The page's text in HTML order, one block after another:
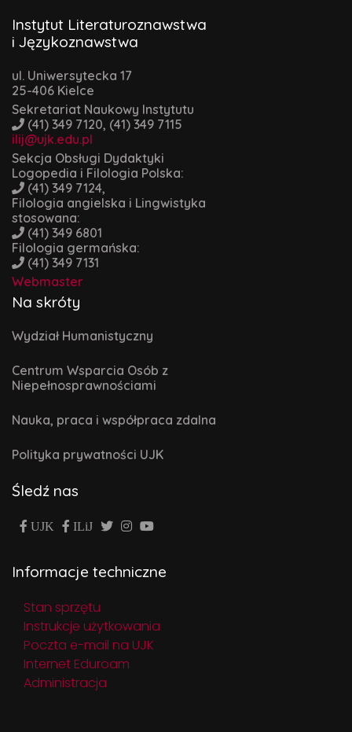
Instytut Literaturoznawstwa
i Językoznawstwa
ul. Uniwersytecka 17
25-406 Kielce
Sekretariat Naukowy Instytutu
(41) 349 7120, (41) 349 7115
ilij@ujk.edu.pl
Sekcja Obsługi Dydaktyki
Logopedia i Filologia Polska:
(41) 349 7124,
Filologia angielska i Lingwistyka
stosowana:
(41) 349 6801
Filologia germańska:
(41) 349 7131
Webmaster
Na skróty
Wydział Humanistyczny
Centrum Wsparcia Osób z
Niepełnosprawnościami
Nauka, praca i współpraca zdalna
Polityka prywatności UJK
Śledź nas
UJK ILiJ
Informacje techniczne
Stan sprzętu
Instrukcje użytkowania
Poczta e-mail na UJK
Internet Eduroam
Administracja